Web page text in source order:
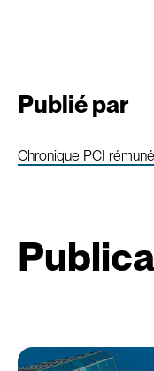
Publié par
Chronique PCI